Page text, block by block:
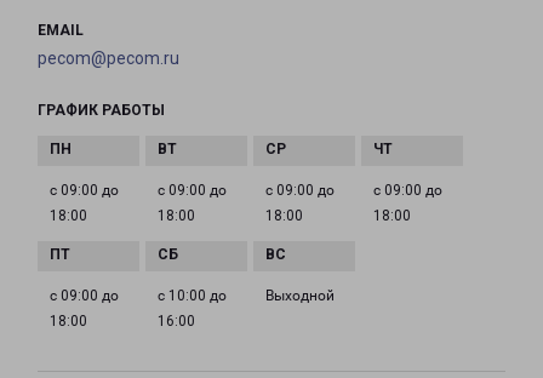
EMAIL
pecom@pecom.ru
ГРАФИК РАБОТЫ
с 09:00 до
18:00
с 09:00 до
18:00
с 09:00 до
18:00
с 09:00 до
18:00
с 09:00 до
18:00
с 10:00 до
16:00
Выходной